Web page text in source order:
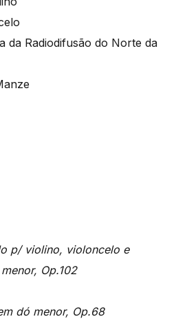
da Radiodifusão do Norte da
p/ violino, violoncelo e
Op.102
dó menor, Op.68